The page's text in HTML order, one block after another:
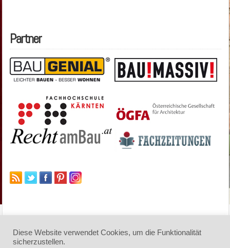
Partner
Diese Website verwendet Cookies, um die Funktionalität
sicherzustellen.